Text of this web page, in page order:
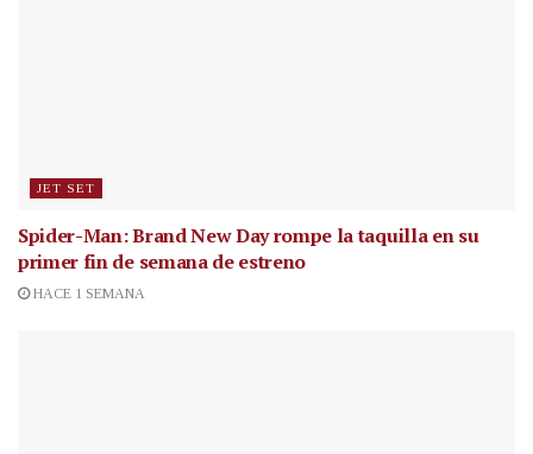
JET SET
Spider-Man: Brand New Day rompe la taquilla en su
primer fin de semana de estreno
HACE 1 SEMANA